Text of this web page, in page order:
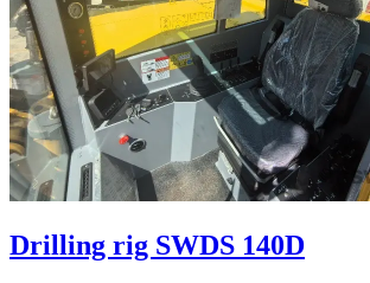
Drilling rig SWDS 140D